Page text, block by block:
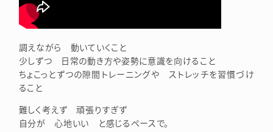
調えながら 動いていくこと
少しずつ 日常の動き方や姿勢に意識を向けること
ちょこっとずつの隙間トレーニングや ストレッチを習慣づけ
ること
難しく考えず 頑張りすぎず
自分が 心地いい と感じるペースで。